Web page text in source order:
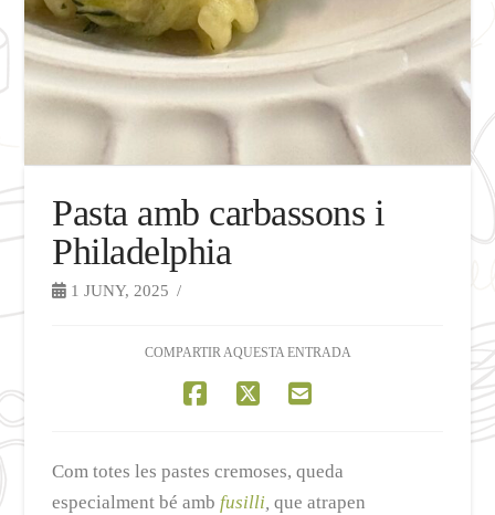
Pasta amb carbassons i
Philadelphia
1 JUNY, 2025
COMPARTIR AQUESTA ENTRADA
Com totes les pastes cremoses, queda
especialment bé amb fusilli, que atrapen